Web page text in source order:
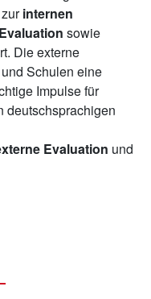
internen
sowie
Die externe
Schulen eine
Impulse für
deutschsprachigen
Evaluation und